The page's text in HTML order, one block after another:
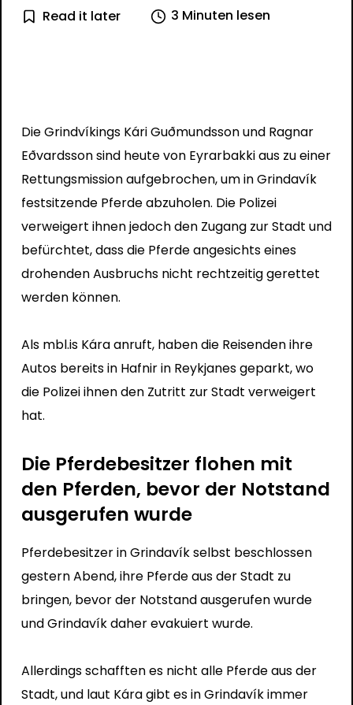
Read it later 3 Minuten lesen
Die Grindvíkings Kári Guðmundsson und Ragnar
Eðvardsson sind heute von Eyrarbakki aus zu einer
Rettungsmission aufgebrochen, um in Grindavík
festsitzende Pferde abzuholen. Die Polizei
verweigert ihnen jedoch den Zugang zur Stadt und
befürchtet, dass die Pferde angesichts eines
drohenden Ausbruchs nicht rechtzeitig gerettet
werden können.
Als mbl.is Kára anruft, haben die Reisenden ihre
Autos bereits in Hafnir in Reykjanes geparkt, wo
die Polizei ihnen den Zutritt zur Stadt verweigert
hat.
Die Pferdebesitzer flohen mit
den Pferden, bevor der Notstand
ausgerufen wurde
Pferdebesitzer in Grindavík selbst beschlossen
gestern Abend, ihre Pferde aus der Stadt zu
bringen, bevor der Notstand ausgerufen wurde
und Grindavík daher evakuiert wurde.
Allerdings schafften es nicht alle Pferde aus der
Stadt, und laut Kára gibt es in Grindavík immer